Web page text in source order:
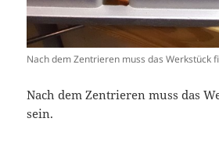
Nach dem Zentrieren muss das Werkstück
Nach dem Zentrieren muss das
sein.